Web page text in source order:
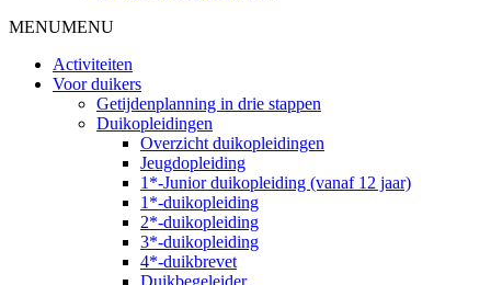
MENUMENU
Activiteiten
Voor duikers
Getijdenplanning in drie stappen
Duikopleidingen
Overzicht duikopleidingen
Jeugdopleiding
1*-Junior duikopleiding (vanaf 12 jaar)
1*-duikopleiding
2*-duikopleiding
3*-duikopleiding
4*-duikbrevet
Duikbegeleider